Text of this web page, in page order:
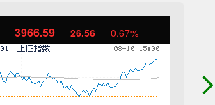
3966.59 26.56 0.67%